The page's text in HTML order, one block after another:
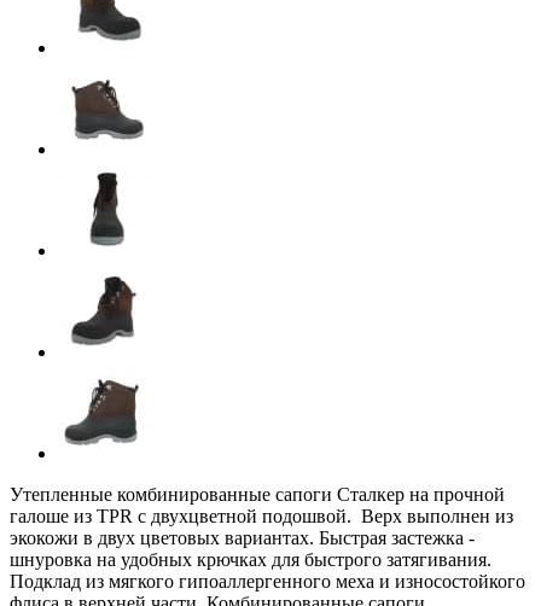
Утепленные комбинированные сапоги Сталкер на прочной
галоше из TPR с двухцветной подошвой. Верх выполнен из
экокожи в двух цветовых вариантах. Быстрая застежка -
шнуровка на удобных крючках для быстрого затягивания.
Подклад из мягкого гипоаллергенного меха и износостойкого